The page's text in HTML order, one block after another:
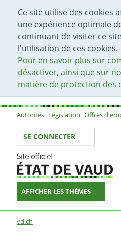
Ce site utilise des cookies
une expérience optimale
continuant de visiter ce
l'utilisation de ces cookies.
Pour en savoir plus sur
désactiver, ainsi que sur
matière de protection des
DÉBUT DU CONTENU DE LA
ACCÈS AU CHAMP DE
PAGE D'ACCUEIL
FORMULAIRE DE CONTACT
Sous-navigation
Autorités Législation Offres
Votre identité
SE CONNECTER
AFFICHER LES THÈMES
Fil d'Ariane
vd.ch
Formulaire de contact